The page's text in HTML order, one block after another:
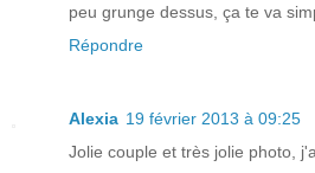
peu grunge dessus, ça te va
Répondre
Alexia 19 février 2013 à 09:25
Jolie couple et très jolie photo,